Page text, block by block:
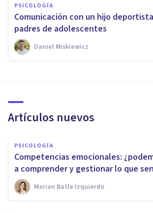
PSICOLOGÍA
Comunicación con un hijo
padres de adolescentes
Daniel Miskiewicz
Artículos nuevos
PSICOLOGÍA
Competencias emocionales:
a comprender y gestionar lo que
Marian Batle Izquierdo